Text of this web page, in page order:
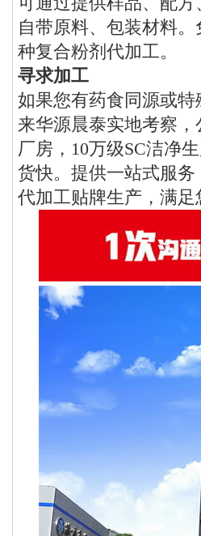
自带原料、包装材料
种复合粉剂代加工。
寻求加工
如果您有药食同源或
来华源晨泰实地考察
厂房，10万级SC洁净
货快。提供一站式服
代加工贴牌生产，满